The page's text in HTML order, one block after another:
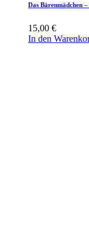
Das Bärenmädchen
15,00 €
In den